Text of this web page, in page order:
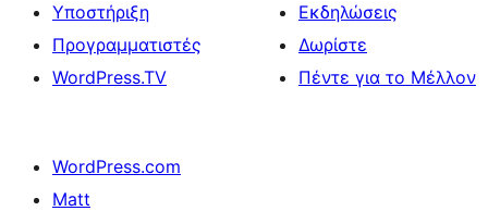
Υποστήριξη
Προγραμματιστές
WordPress.TV
Εκδηλώσεις
Δωρίστε
Πέντε για το Μέλλον
WordPress.com
Matt